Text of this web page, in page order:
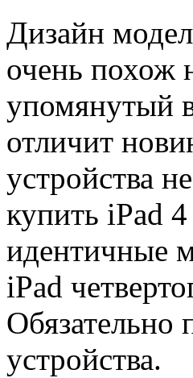
Дизайн
очень похож
упомянутый
отличит
устройства
купить iPad
идентичные
iPad
Обязательно
устройства.